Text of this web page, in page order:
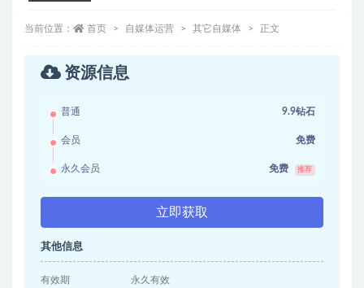
当前位置： 首页 自媒体运营 其它自媒体 正文
资源信息
普通 9.9钻石
会员 免费
永久会员 免费 推荐
立即获取
其他信息
有效期 永久有效